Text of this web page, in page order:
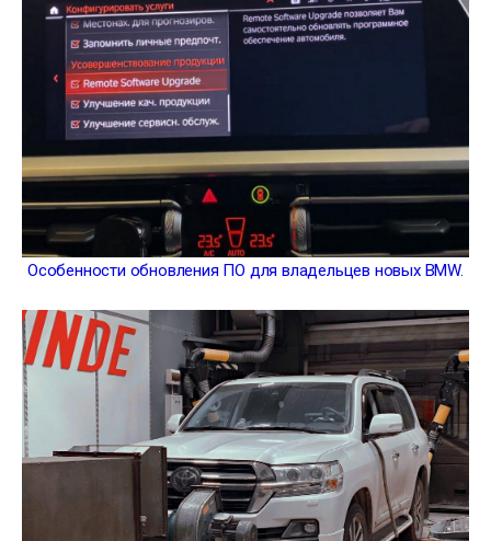
Особенности обновления ПО для владельцев новых BMW.